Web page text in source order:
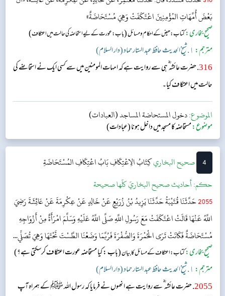
بَعْضَ أُمَّهَاتِ المُؤْمِنِينَ اعْتَكَفَتْ وَهِيَ مُسْتَحَاضَةٌ»
صحیح بخاری:کتاب: حیض کے احکام و مسائل(باب:عورت کے لیے استحاضہ کی حالت میں اعتکاف)
مترجم: ١. شیخ الحدیث حافظ عبد الستار حماد (دار السلام)
316. حضرت عائشہ‬ ؓ ہ‬ی سے روایت ہے کہ امہات المومنین میں سے کسی ایک نے استحاضے کی
حالت میں اعتکاف کیا۔
الموضوع:دخول المستحاضة المساجد (العبادات)
موضوع:مستحاضہ کا مسجد میں داخل ہونا (عبادات)
4 ‌‌صحيح البخاريكِتَابُ الِاعْتِكَافِبَابُ اعْتِكَافِ المُسْتَحَاضَةِ
حکم:أحاديث صحيح البخاريّ كلّها صحيحة
2055حَدَّثَنَا قُتَيْبَةُ حَدَّثَنَا يَزِيدُ بْنُ زُرَيْعٍ عَنْ خَالِدٍ عَنْ عِكْرِمَةَ عَنْ عَائِشَةَ رَضِيَ
اللَّهُ عَنْهَا قَالَتْ اعْتَكَفَتْ مَعَ رَسُولِ اللَّهِ صَلَّى اللَّهُ عَلَيْهِ وَسَلَّمَ امْرَأَةٌ مِنْ أَزْوَاجِهِ
مُسْتَحَاضَةٌ فَكَانَتْ تَرَى الْحُمْرَةَ وَالصُّفْرَةَ فَرُبَّمَا وَضَعْنَا الطَّسْتَ تَحْتَهَا وَهِيَ تُصَلِّي...
صحیح بخاری:کتاب: اعتکاف کے مسائل کا بیان(باب : کیا مستحاضہ عورت اعتکاف کرسکتی ہے؟)
مترجم: ١. شیخ الحدیث حافظ عبد الستار حماد (دار السلام)
2055. حضرت عائشہ ؓ سے روایت ہے انھوں نے فرمایا کہ رسول اللہ ﷺ کے ہمراہ آپ